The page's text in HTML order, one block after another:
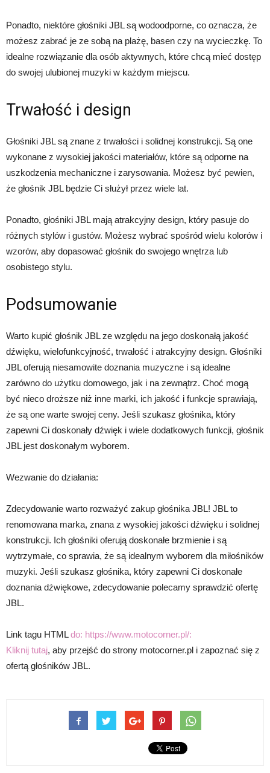
Ponadto, niektóre głośniki JBL są wodoodporne, co oznacza, że
możesz zabrać je ze sobą na plażę, basen czy na wycieczkę. To
idealne rozwiązanie dla osób aktywnych, które chcą mieć dostęp
do swojej ulubionej muzyki w każdym miejscu.
Trwałość i design
Głośniki JBL są znane z trwałości i solidnej konstrukcji. Są one
wykonane z wysokiej jakości materiałów, które są odporne na
uszkodzenia mechaniczne i zarysowania. Możesz być pewien,
że głośnik JBL będzie Ci służył przez wiele lat.
Ponadto, głośniki JBL mają atrakcyjny design, który pasuje do
różnych stylów i gustów. Możesz wybrać spośród wielu kolorów i
wzorów, aby dopasować głośnik do swojego wnętrza lub
osobistego stylu.
Podsumowanie
Warto kupić głośnik JBL ze względu na jego doskonałą jakość
dźwięku, wielofunkcyjność, trwałość i atrakcyjny design. Głośniki
JBL oferują niesamowite doznania muzyczne i są idealne
zarówno do użytku domowego, jak i na zewnątrz. Choć mogą
być nieco droższe niż inne marki, ich jakość i funkcje sprawiają,
że są one warte swojej ceny. Jeśli szukasz głośnika, który
zapewni Ci doskonały dźwięk i wiele dodatkowych funkcji, głośnik
JBL jest doskonałym wyborem.
Wezwanie do działania:
Zdecydowanie warto rozważyć zakup głośnika JBL! JBL to
renomowana marka, znana z wysokiej jakości dźwięku i solidnej
konstrukcji. Ich głośniki oferują doskonałe brzmienie i są
wytrzymałe, co sprawia, że są idealnym wyborem dla miłośników
muzyki. Jeśli szukasz głośnika, który zapewni Ci doskonałe
doznania dźwiękowe, zdecydowanie polecamy sprawdzić ofertę
JBL.
Link tagu HTMLdo: https://www.motocorner.pl/:
Kliknij tutaj, aby przejść do strony motocorner.pl i zapoznać się z
ofertą głośników JBL.